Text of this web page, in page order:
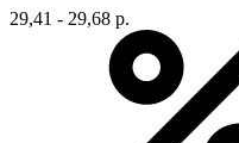
29,41 - 29,68 р.